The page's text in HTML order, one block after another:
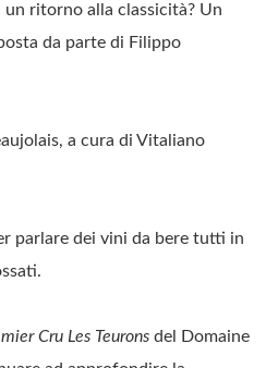
un ritorno alla classicità? Un
da parte di Filippo
a cura di Vitaliano
parlare dei vini da bere tutti in
Cru Les Teurons del Domaine